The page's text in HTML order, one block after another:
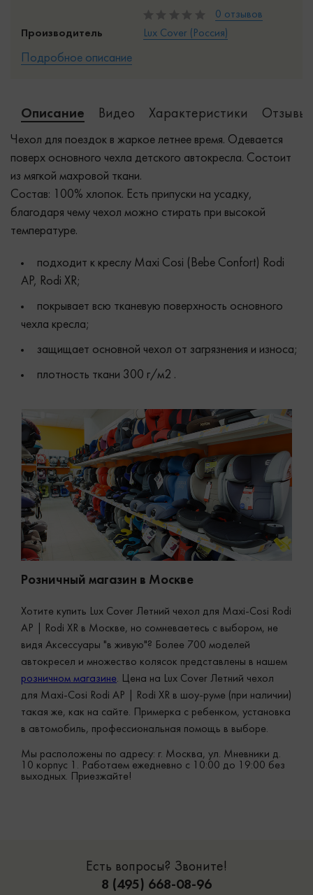
0 отзывов
Производитель
Lux Cover (Россия)
Подробное описание
Описание Видео Характеристики Отзывы
Чехол для поездок в жаркое летнее время. Одевается
поверх основного чехла детского автокресла. Состоит
из мягкой махровой ткани.
Состав: 100% хлопок. Есть припуски на усадку,
благодаря чему чехол можно стирать при высокой
температуре.
подходит к креслу Maxi Cosi (Bebe Confort) Rodi
AP, Rodi XR;
покрывает всю тканевую поверхность основного
чехла кресла;
защищает основной чехол от загрязнения и износа;
плотность ткани 300 г/м2 .
Розничный магазин в Москве
Хотите купить Lux Cover Летний чехол для Maxi-Cosi Rodi
AP | Rodi XR в Москве, но сомневаетесь с выбором, не
видя Аксессуары "в живую"? Более 700 моделей
автокресел и множество колясок представлены в нашем
розничном магазине. Цена на Lux Cover Летний чехол
для Maxi-Cosi Rodi AP | Rodi XR в шоу-руме (при наличии)
такая же, как на сайте. Примерка с ребенком, установка
в автомобиль, профессиональная помощь в выборе.
Мы расположены по адресу: г. Москва, ул. Мневники д.
10 корпус 1. Работаем ежедневно с 10:00 до 19:00 без
выходных. Приезжайте!
Есть вопросы? Звоните!
8 (495) 668-08-96